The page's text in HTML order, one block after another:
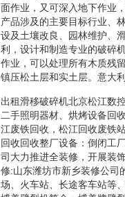
面作业，又可深入地下作业
产品涉及的主要目标行业、
设及土壤改良、园林维护、
利，设计和制造专业的破碎
作业，可以处理所有木质残
镇压松土层和实土层。意大利
出租滑移破碎机北京松江数
二手照明器材、烘烤设备回
江废铁回收，松江回收废铁
回收回收整厂设备：倒闭工
司大力推进全装修，开展装
修:山东潍坊市新乡装修公司
场、火车站、长途客车站等